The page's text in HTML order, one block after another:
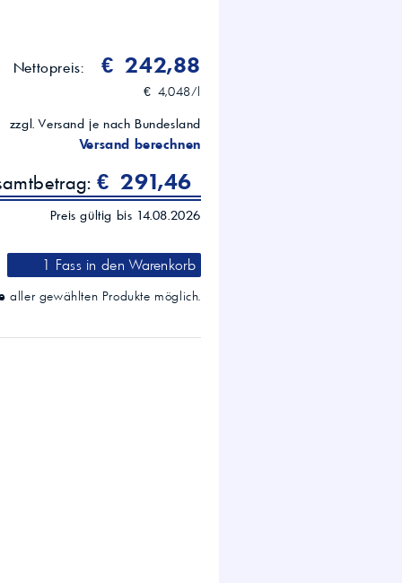
Nettopreis: € 242,88
€ 4,048/l
zzgl. Versand je nach Bundesland
Versand berechnen
€ 291,46
Preis gültig bis 14.08.2026
1 Fassin den Warenkorb
aller gewählten Produkte möglich.